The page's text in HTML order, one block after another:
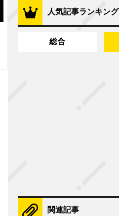
人気記事ランキング
総合
関連記事